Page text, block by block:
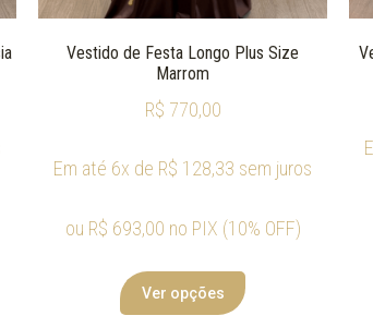
Vestido de Festa Longo Plus Size
Marrom
R$ 770,00
Em até 6x de R$ 128,33 sem juros
ou R$ 693,00 no PIX (10% OFF)
Ver opções